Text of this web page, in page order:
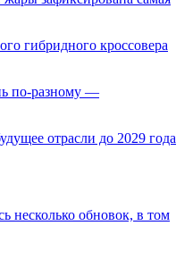
гибридного кроссовера
по-разному —
отрасли до 2029 года
несколько обновок, в том